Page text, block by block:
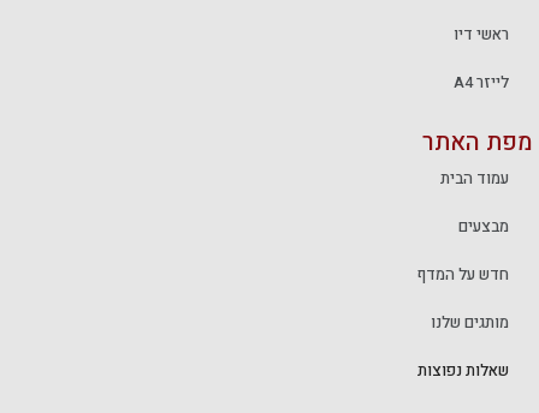
ראשי דיו
לייזר A4
מפת האתר
עמוד הבית
מבצעים
חדש על המדף
מותגים שלנו
שאלות נפוצות